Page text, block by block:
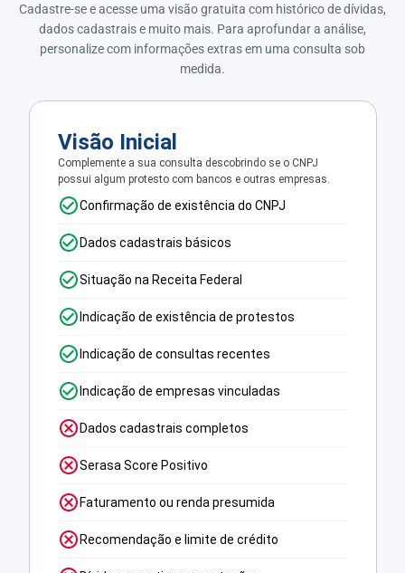
Cadastre-se e acesse uma visão gratuita com histórico de dívidas,
dados cadastrais e muito mais. Para aprofundar a análise,
personalize com informações extras em uma consulta sob
medida.
Visão Inicial
Complemente a sua consulta descobrindo se o CNPJ
possui algum protesto com bancos e outras empresas.
Confirmação de existência do CNPJ
Dados cadastrais básicos
Situação na Receita Federal
Indicação de existência de protestos
Indicação de consultas recentes
Indicação de empresas vinculadas
Dados cadastrais completos
Serasa Score Positivo
Faturamento ou renda presumida
Recomendação e limite de crédito